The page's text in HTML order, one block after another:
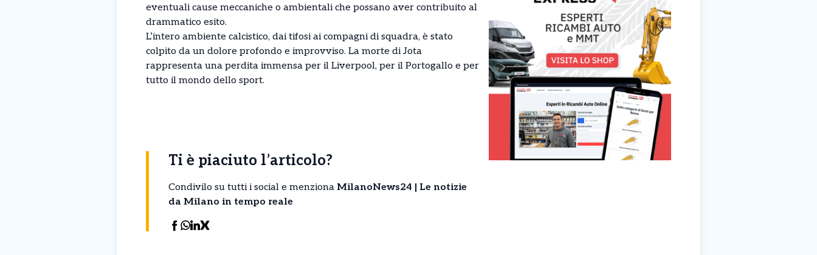
eventuali cause meccaniche o ambientali che possano aver contribuito al
drammatico esito.
L’intero ambiente calcistico, dai tifosi ai compagni di squadra, è stato
colpito da un dolore profondo e improvviso. La morte di Jota
rappresenta una perdita immensa per il Liverpool, per il Portogallo e per
tutto il mondo dello sport.
Ti è piaciuto l’articolo?
Condivilo su tutti i social e menziona MilanoNews24 | Le notizie
da Milano in tempo reale